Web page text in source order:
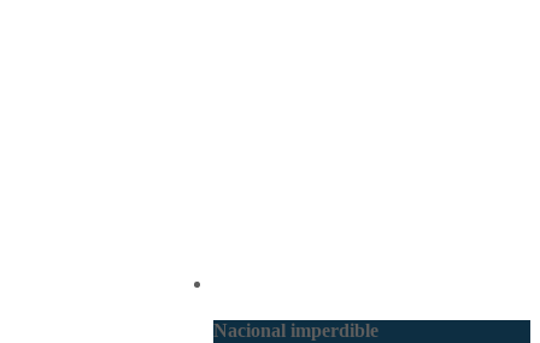
Nacional imperdible